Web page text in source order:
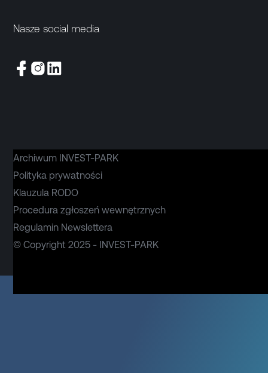
Nasze social media
© Copyright 2025 - INVEST-PARK
Archiwum INVEST-PARK
Polityka prywatności
Klauzula RODO
Procedura zgłoszeń wewnętrznych
Regulamin Newslettera